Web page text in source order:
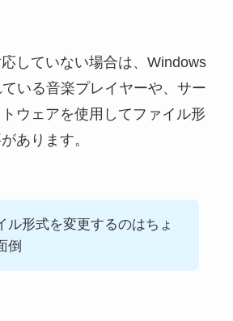
していない場合は、Windows
いる音楽プレイヤーや、サー
ウェアを使用してファイル形
あります。
ル形式を変更するのはちょ
倒